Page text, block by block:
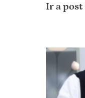
Ir a post